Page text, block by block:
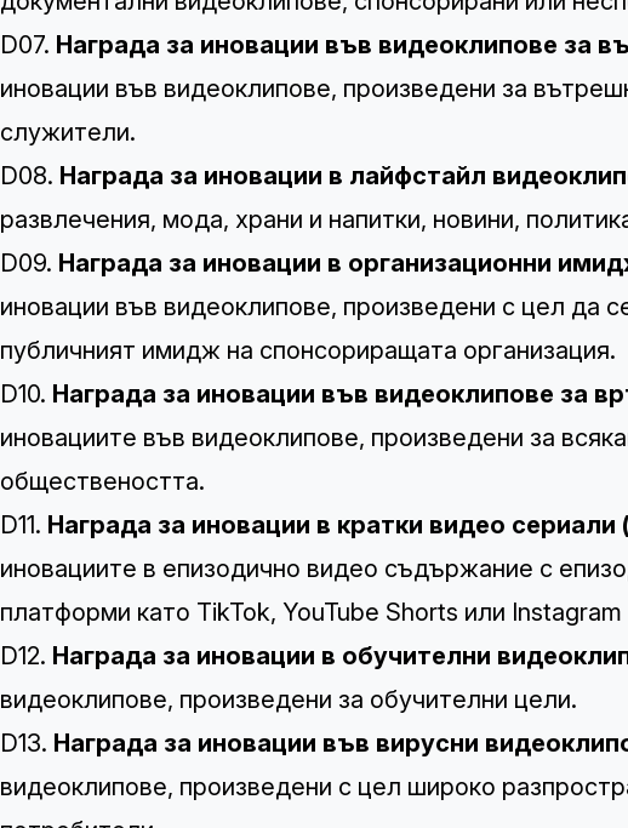
D07. Награда за иновации във видеоклипове за
иновации във видеоклипове, произведени за
служители.
D08. Награда за иновации в лайфстайл
развлечения, мода, храни и напитки, новини,
D09. Награда за иновации в организационни
иновации във видеоклипове, произведени с цел да
публичният имидж на спонсориращата организация.
D10. Награда за иновации във видеоклипове за
иновациите във видеоклипове, произведени за
обществеността.
D11. Награда за иновации в кратки видео сериали
иновациите в епизодично видео съдържание с
платформи като TikTok, YouTube Shorts или Instagram
D12. Награда за иновации в обучителни
видеоклипове, произведени за обучителни цели.
D13. Награда за иновации във вирусни
видеоклипове, произведени с цел широко